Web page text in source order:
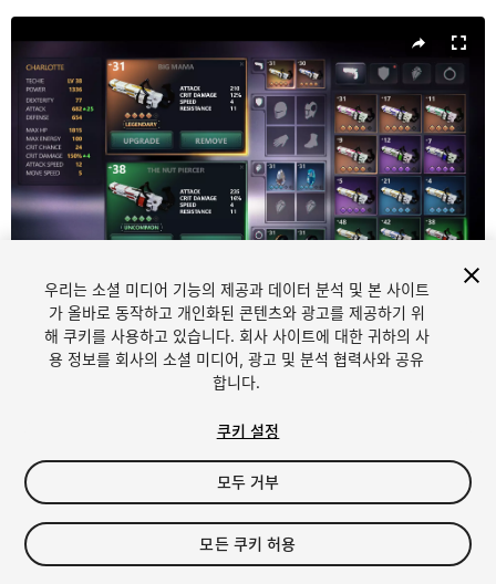
1/10
$16
세금/부가세는 결제 시 반영됩니다.
우리는 소셜 미디어 기능의 제공과 데이터 분석 및 본 사이트
가 올바로 동작하고 개인화된 콘텐츠와 광고를 제공하기 위
해 쿠키를 사용하고 있습니다. 회사 사이트에 대한 귀하의 사
용 정보를 회사의 소셜 미디어, 광고 및 분석 협력사와 공유
합니다.
쿠키 설정
모두 거부
모든 쿠키 허용